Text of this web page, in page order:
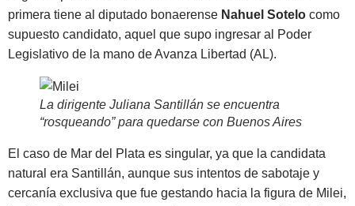
primera tiene al diputado bonaerense Nahuel Sotelo como
supuesto candidato, aquel que supo ingresar al Poder
Legislativo de la mano de Avanza Libertad (AL).
La dirigente Juliana Santillán se encuentra
“rosqueando” para quedarse con Buenos Aires
El caso de Mar del Plata es singular, ya que la candidata
natural era Santillán, aunque sus intentos de sabotaje y
cercanía exclusiva que fue gestando hacia la figura de Milei,